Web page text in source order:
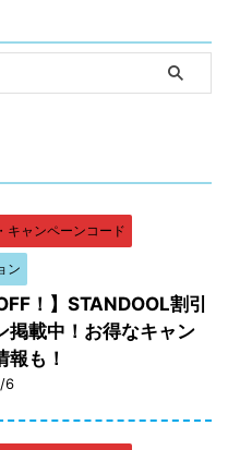
キャンペーンコード
ン
！】STANDOOL割引
掲載中！お得なキャン
報も！
6